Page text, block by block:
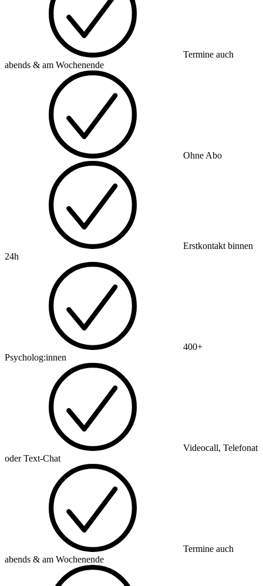
Termine auch
abends & am Wochenende
Ohne Abo
Erstkontakt binnen
24h
400+
Psycholog:innen
Videocall, Telefonat
oder Text-Chat
Termine auch
abends & am Wochenende